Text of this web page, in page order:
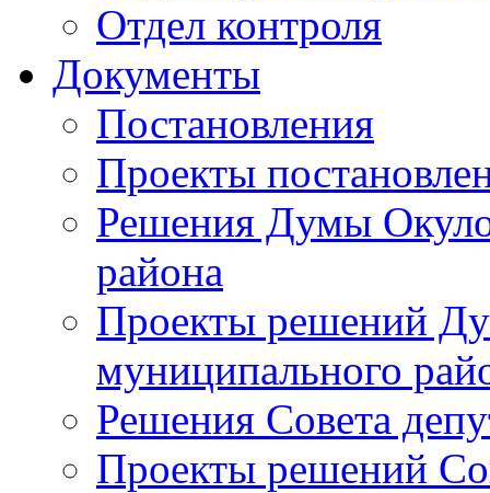
Отдел контроля
Документы
Постановления
Проекты
Решения Думы
района
Проекты решений
муниципального
Решения Совета
Проекты решений